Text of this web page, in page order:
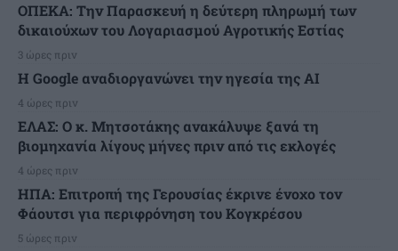
ΟΠΕΚΑ: Την Παρασκευή η δεύτερη πληρωμή των
δικαιούχων του Λογαριασμού Αγροτικής Εστίας
3 ώρες πριν
H Google αναδιοργανώνει την ηγεσία της AI
4 ώρες πριν
ΕΛΑΣ: Ο κ. Μητσοτάκης ανακάλυψε ξανά τη
βιομηχανία λίγους μήνες πριν από τις εκλογές
4 ώρες πριν
ΗΠΑ: Επιτροπή της Γερουσίας έκρινε ένοχο τον
Φάουτσι για περιφρόνηση του Κογκρέσου
5 ώρες πριν